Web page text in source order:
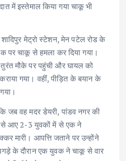
में इस्तेमाल किया गया चाकू भी
मेट्रो स्टेशन, मेन पटेल रोड के
पर चाकू से हमला कर दिया गया।
मौके पर पहुंची और घायल को
गया। वहीं, पीड़ित के बयान के
जब वह मदर डेयरी, पांडव नगर की
से आए 2-3 युवकों में से एक ने
मारी। आपत्ति जताने पर उन्होंने
के दौरान एक युवक ने चाकू से वार